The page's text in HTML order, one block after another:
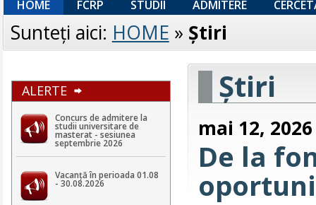
HOME FCRP STUDII ADMITERE
Sunteţi aici: HOME » Ştiri
ALERTE
Concurs de admitere la
studii universitare de
masterat - sesiunea
septembrie 2026
Vacanță în perioada 01.08
- 30.08.2026
Ştiri
mai 12, 2026
De la